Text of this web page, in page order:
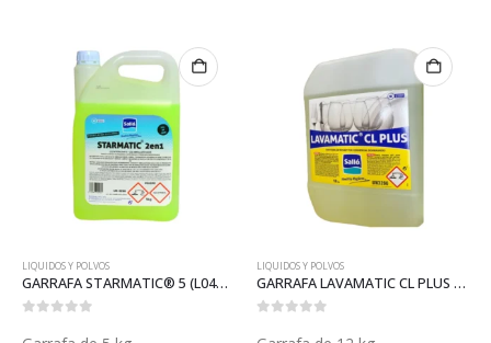
LIQUIDOS Y POLVOS
GARRAFA STARMATIC® 5 (L041S)
LIQUIDOS Y POLVOS
GARRAFA LAVAMATIC CL PLUS 12 (L132)